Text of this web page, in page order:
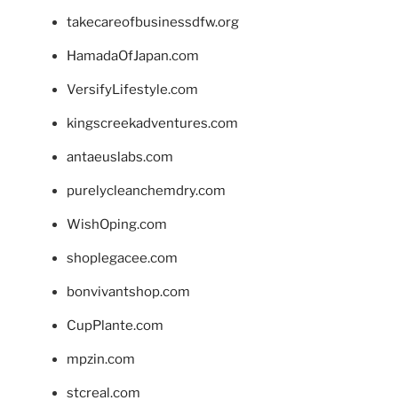
takecareofbusinessdfw.org
HamadaOfJapan.com
VersifyLifestyle.com
kingscreekadventures.com
antaeuslabs.com
purelycleanchemdry.com
WishOping.com
shoplegacee.com
bonvivantshop.com
CupPlante.com
mpzin.com
stcreal.com